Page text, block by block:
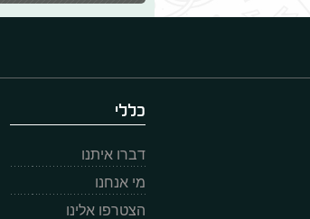
כללי
דברו איתנו
מי אנחנו
הצטרפו אלינו